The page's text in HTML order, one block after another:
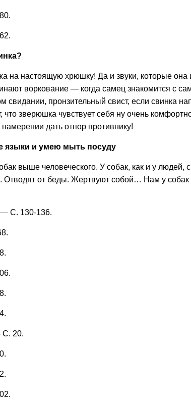
на настоящую хрюшку! Да и звуки, которые она
воркование — когда самец знакомится с
свидании, пронзительный свист, если свинка
что зверюшка чувствует себя ну очень
дать отпор противнику!
языки и умею мыть посуду
выше человеческого. У собак, как и у людей,
Отводят от беды. Жертвуют со­бой… Нам у собак
С. 130-136.
20.